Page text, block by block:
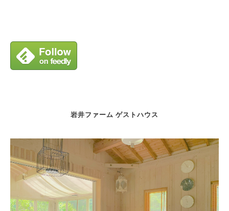
岩井ファーム ゲストハウス